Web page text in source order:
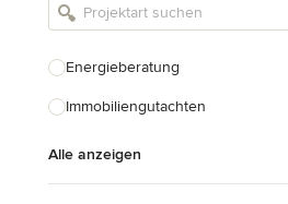
Einbauschränke
Energieberatung
Immobiliengutachten
Alle anzeigen